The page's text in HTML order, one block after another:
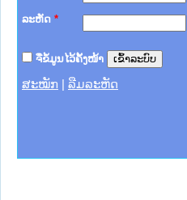
ລະຫັດ *
ຈື່ຂໍ້ມູນໄວ້ຄັ້ງໜ້າ
ສະໝັກ ລືມລະຫັດ